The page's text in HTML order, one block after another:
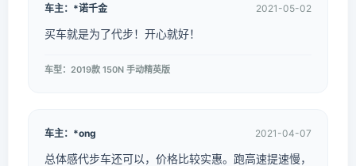
车主：*诺千金 2021-05-02
买车就是为了代步！开心就好！
车型：2019款 150N 手动精英版
车主：*ong 2021-04-07
总体感代步车还可以，价格比较实惠。跑高速提速慢，